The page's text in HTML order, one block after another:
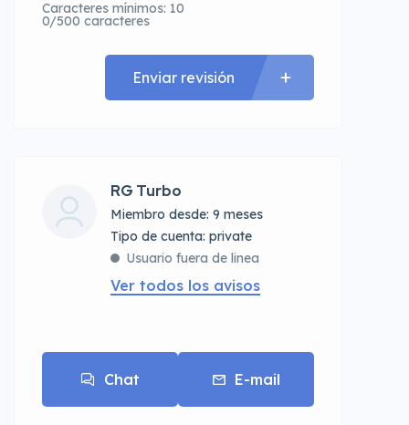
Caracteres mínimos: 10
0/500 caracteres
Enviar revisión
RG Turbo
Miembro desde: 9 meses
tipo de cuenta: private
Usuario fuera de linea
Ver todos los avisos
Chat E-mail